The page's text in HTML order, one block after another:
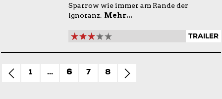
Sparrow wie immer am Rande der
Ignoranz. Mehr...
TRAILER
1 ... 6 7 8